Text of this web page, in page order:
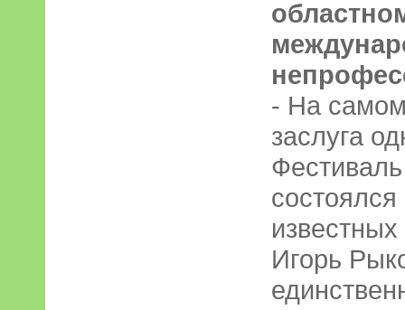
- На
заслуга
Игорь